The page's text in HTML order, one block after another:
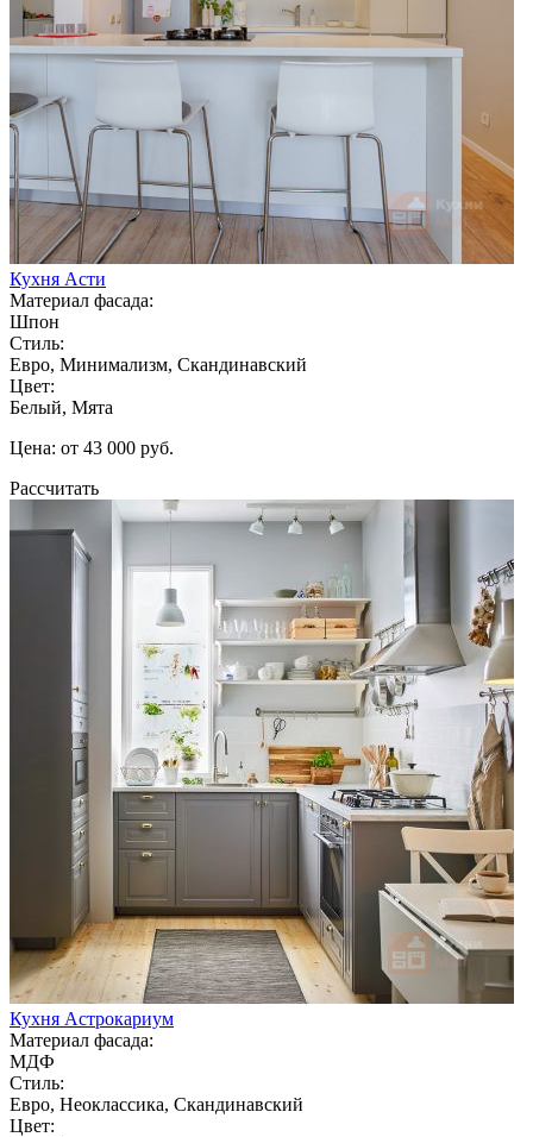
Кухня Асти
Материал фасада:
Шпон
Стиль:
Евро, Минимализм, Скандинавский
Цвет:
Белый, Мята
Цена: от 43 000 руб.
Рассчитать
Кухня Астрокариум
Материал фасада:
МДФ
Стиль:
Евро, Неоклассика, Скандинавский
Цвет: